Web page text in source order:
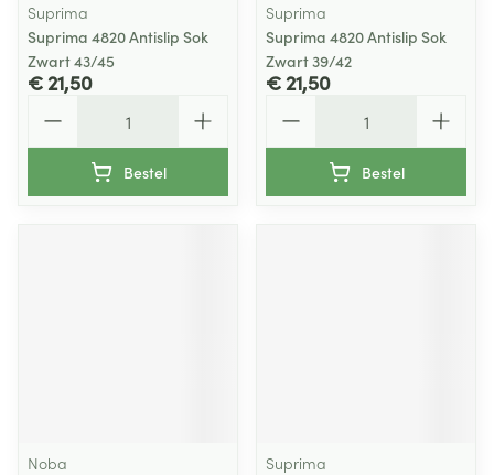
Suprima
Suprima 4820 Antislip Sok
Zwart 43/45
€ 21,50
Bestel
Suprima
Suprima 4820 Antislip Sok
Zwart 39/42
€ 21,50
Bestel
Noba
Suprima